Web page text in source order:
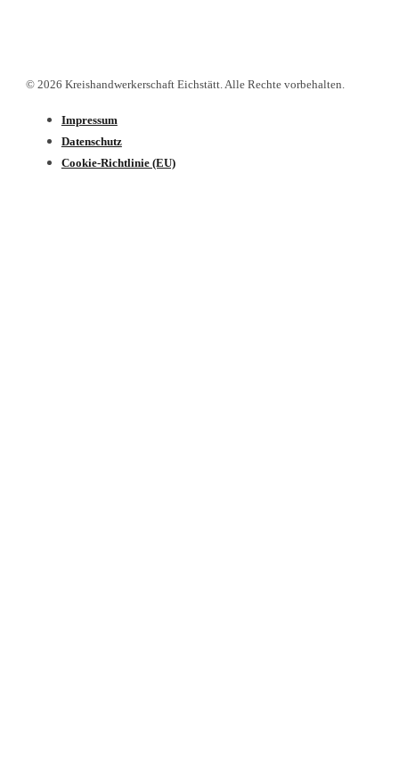
© 2026 Kreishandwerkerschaft Eichstätt. Alle Rechte vorbehalten.
Impressum
Datenschutz­
Cookie-Richtlinie (EU)